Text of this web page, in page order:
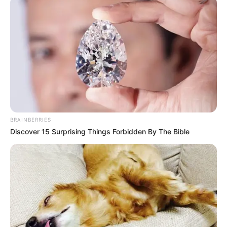
Veranstaltungshinweise(auch mit Karten-Vorverkauf).
Neben der oben angegebenen Lage des Tourismusbüros
ist hier außerdem die Suche nach
Adressen in Einbeck
möglich und es kann dieRoute nach Einbeck
berechnet
und geplant werden.
Zusammenfassung weiterer touristischer
Informationen und Angebote für die Region
Einbeck:
Urlaub in Einbeck
Hotels und Pensionen in Einbeck für 2026 buchen
kostenloses Prospektmaterial
Sehenswürdigkeiten und Ausflugsziele Einbeck
Weihnachtsmarkt in Einbeck
BRAINBERRIES
Discover 15 Surprising Things Forbidden By The Bible